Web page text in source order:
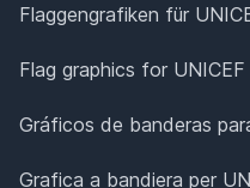
Flaggengrafiken für
Flag graphics for UNICEF
Gráficos de banderas
Grafica a bandiera per